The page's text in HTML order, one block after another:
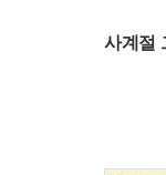
사계절